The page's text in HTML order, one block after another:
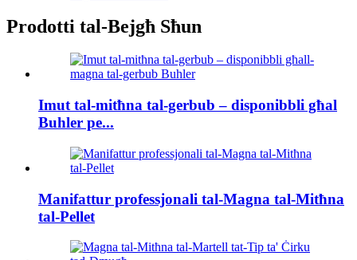
Prodotti tal-Bejgħ Sħun
Imut tal-mitħna tal-gerbub – disponibbli għal
Buhler pe...
Manifattur professjonali tal-Magna tal-Mitħna
tal-Pellet